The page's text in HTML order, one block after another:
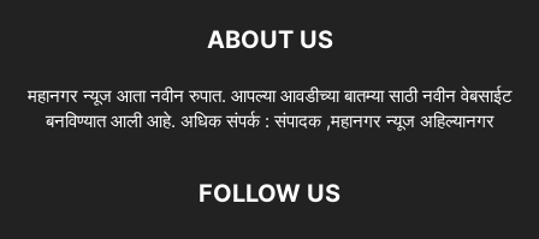
ABOUT US
महानगर न्यूज आता नवीन रुपात. आपल्या आवडीच्या बातम्या साठी नवीन वेबसाईट
बनविण्यात आली आहे. अधिक संपर्क : संपादक ,महानगर न्यूज अहिल्यानगर
FOLLOW US